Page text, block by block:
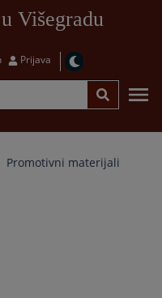
Višegradu
Prijava
Promotivni materijali